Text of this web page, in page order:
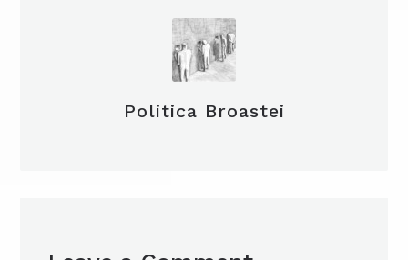
Politica Broastei